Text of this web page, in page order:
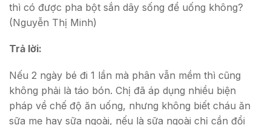
thì có được pha bột sắn dây sống để uống không?
(Nguyễn Thị Minh)
Trả lời:
Nếu 2 ngày bé đi 1 lần mà phân vẫn mềm thì cũng
không phải là táo bón. Chị đã áp dụng nhiều biện
pháp về chế độ ăn uống, nhưng không biết cháu ăn
sữa mẹ hay sữa ngoài, nếu là sữa ngoài chị cần đổi